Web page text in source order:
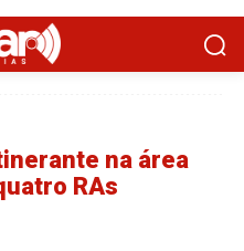
na área
RAs